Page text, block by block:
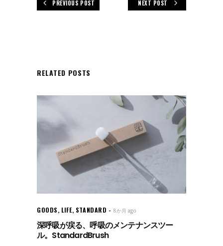
PREVIOUS POST NEXT POST
RELATED POSTS
GOODS, LIFE, STANDARD 8か月 ago
深呼吸が戻る、呼吸のメンテナンスツー
ル。StandardBrush